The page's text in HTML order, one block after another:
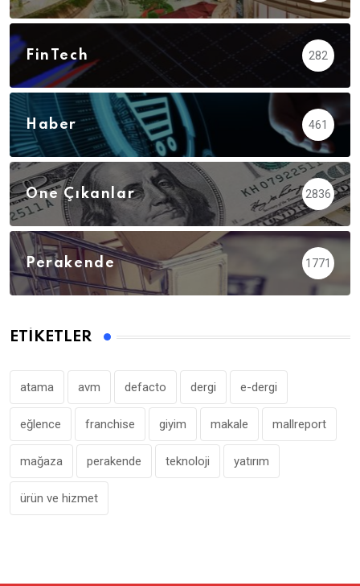
FinTech 282
Haber 461
Öne Çıkanlar 2836
Perakende 1771
ETIKETLER
atama avm defacto dergi e-dergi
eğlence franchise giyim makale mallreport
mağaza perakende teknoloji yatırım
ürün ve hizmet